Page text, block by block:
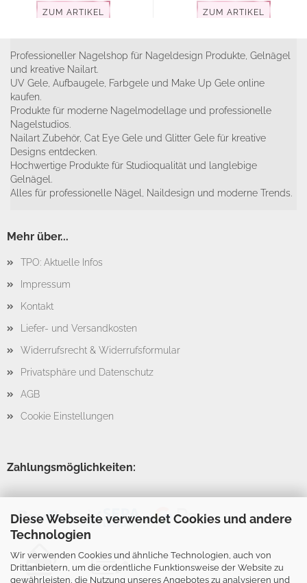
Diese Webseite verwendet Cookies und andere
Technologien
Wir verwenden Cookies und ähnliche Technologien, auch von
Drittanbietern, um die ordentliche Funktionsweise der Website zu
gewährleisten, die Nutzung unseres Angebotes zu analysieren und
ZUM ARTIKEL ZUM ARTIKEL
Professioneller Nagelshop für Nageldesign Produkte, Gelnägel
und kreative Nailart.
UV Gele, Aufbaugele, Farbgele und Make Up Gele online
kaufen.
Produkte für moderne Nagelmodellage und professionelle
Nagelstudios.
Nailart Zubehör, Cat Eye Gele und Glitter Gele für kreative
Designs entdecken.
Hochwertige Produkte für Studioqualität und langlebige
Gelnägel.
Alles für professionelle Nägel, Naildesign und moderne Trends.
Mehr über...
TPO: Aktuelle Infos
Impressum
Kontakt
Liefer- und Versandkosten
Widerrufsrecht & Widerrufsformular
Privatsphäre und Datenschutz
AGB
Cookie Einstellungen
Zahlungsmöglichkeiten: